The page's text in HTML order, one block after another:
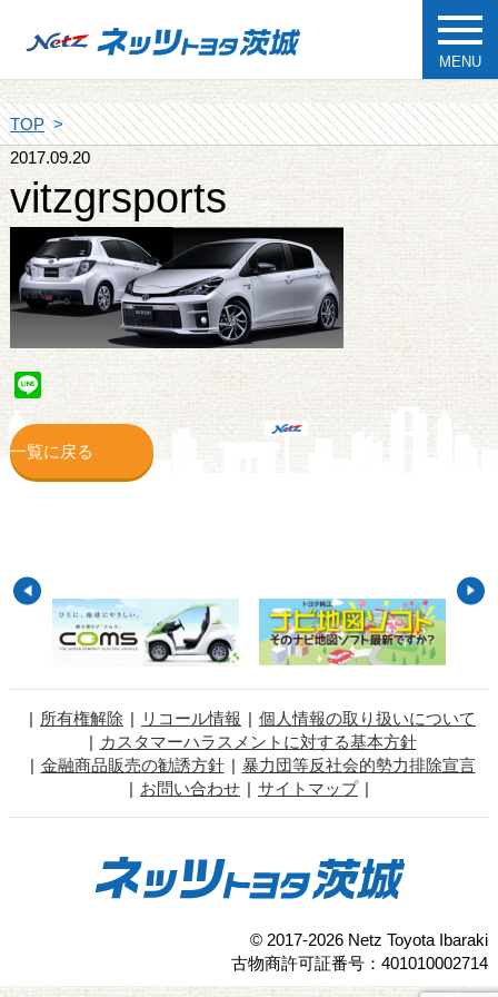
MENU
TOP
2017.09.20
vitzgrsports
Line
一覧に戻る
所有権解除 リコール情報
個人情報の取り扱いについて
カスタマーハラスメントに対する基本方針
金融商品販売の勧誘方針
暴力団等反社会的勢力排除宣言
お問い合わせ
サイトマップ
© 2017-2026 Netz Toyota Ibaraki
古物商許可証番号：401010002714